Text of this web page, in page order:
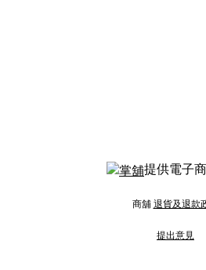
提供電子
商舖 退貨及退款
提出意見